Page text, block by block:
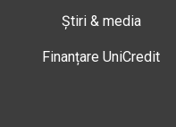
Știri & media
Finanțare UniCredit